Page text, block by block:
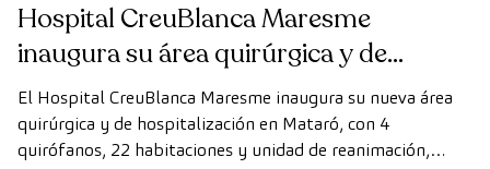
Hospital CreuBlanca Maresme
inaugura su área quirúrgica y de
hospitalización
El Hospital CreuBlanca Maresme inaugura su nueva área
quirúrgica y de hospitalización en Mataró, con 4
quirófanos, 22 habitaciones y unidad de reanimación,